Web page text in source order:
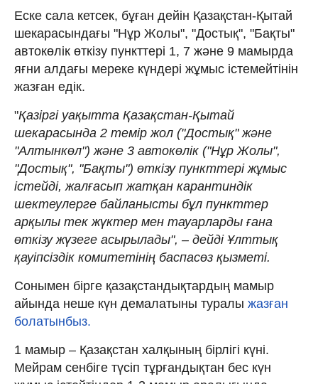
Еске сала кетсек, бұған дейін Қазақстан-Қытай
шекарасындағы "Нұр Жолы", "Достық", "Бақты"
автокөлік өткізу пункттері 1, 7 және 9 мамырда
яғни алдағы мереке күндері жұмыс істемейтінін
жазған едік.
"Қазіргі уақытта Қазақстан-Қытай
шекарасында 2 темір жол ("Достық" және
"Алтынкөл") және 3 автокөлік ("Нұр Жолы",
"Достық", "Бақты") өткізу пункттері жұмыс
істейді, жалғасып жатқан карантиндік
шектеулерге байланысты бұл пункттер
арқылы тек жүктер мен тауарларды ғана
өткізу жүзеге асырылады", – дейді Ұлттық
қауіпсіздік комитетінің баспасөз қызметі.
Сонымен бірге қазақстандықтардың мамыр
айында неше күн демалатыны туралы жазған
болатынбыз.
1 мамыр – Қазақстан халқының бірлігі күні.
Мейрам сенбіге түсіп тұрғандықтан бес күн